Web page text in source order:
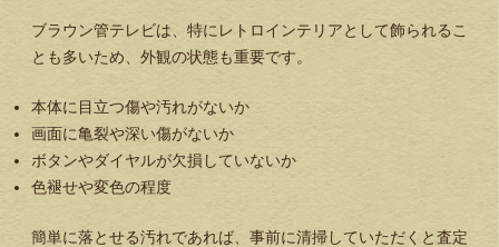
ブラウン管テレビは、特にレトロインテリアとして飾られるこ
とも多いため、外観の状態も重要です。
本体に目立つ傷や汚れがないか
画面に亀裂や深い傷がないか
ボタンやダイヤルが欠損していないか
色褪せや変色の程度
簡単に落とせる汚れであれば、事前に清掃していただくと査定